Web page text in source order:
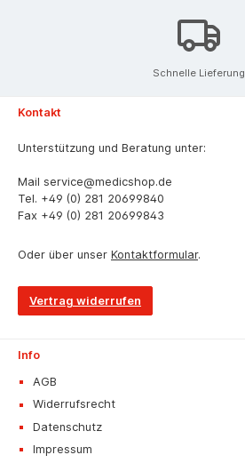
Schnelle Lieferung
Kontakt
Unterstützung und Beratung unter:
Mail service@medicshop.de
Tel. +49 (0) 281 20699840
Fax +49 (0) 281 20699843
Oder über unser Kontaktformular.
Vertrag widerrufen
Info
AGB
Widerrufsrecht
Datenschutz
Impressum